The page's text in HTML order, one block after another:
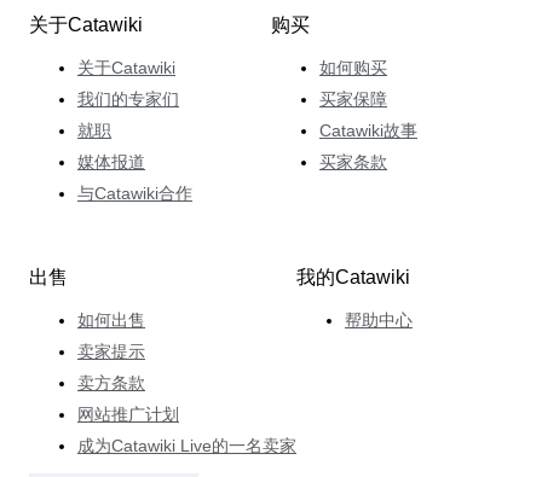
关于Catawiki
关于Catawiki
我们的专家们
就职
媒体报道
与Catawiki合作
购买
如何购买
买家保障
Catawiki故事
买家条款
出售
如何出售
卖家提示
卖方条款
网站推广计划
成为Catawiki Live的一名卖家
我的Catawiki
帮助中心